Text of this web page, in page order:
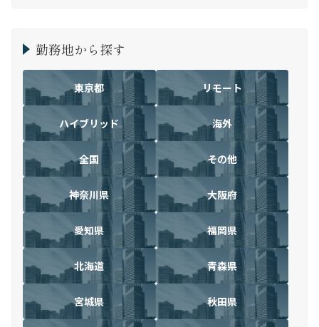
勤務地から探す
東京都 リモート
ハイブリッド 海外
全国 その他
神奈川県 大阪府
愛知県 福岡県
北海道 青森県
宮城県 秋田県